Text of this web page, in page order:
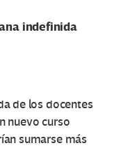
indefinida
de los docentes
nuevo curso
sumarse más